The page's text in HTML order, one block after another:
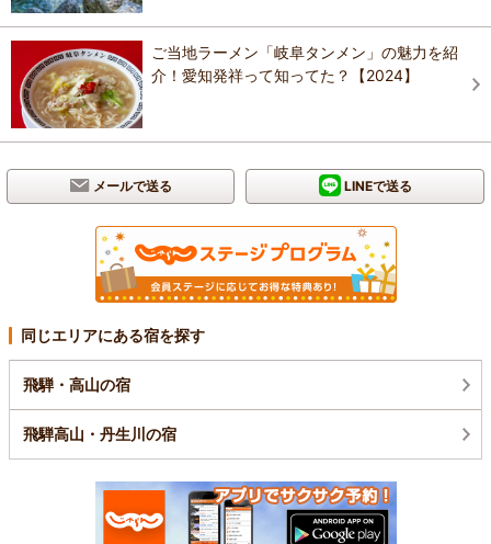
ご当地ラーメン「岐阜タンメン」の魅力を紹
介！愛知発祥って知ってた？【2024】
メールで送る LINEで送る
同じエリアにある宿を探す
飛騨・高山の宿
飛騨高山・丹生川の宿